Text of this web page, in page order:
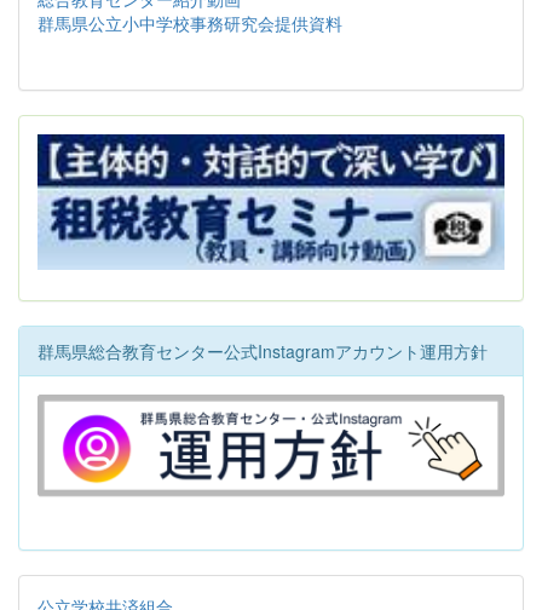
群馬県公立小中学校事務研究会提供資料
群馬県総合教育センター公式Instagramアカウント運用方針